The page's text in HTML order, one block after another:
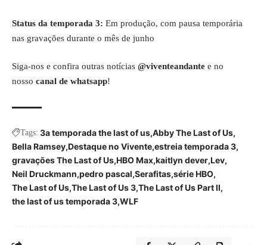
Status da temporada 3: Em produção, com pausa temporária
nas gravações durante o mês de junho
Siga-nos e confira outras notícias @viventeandante e no
nosso canal de whatsapp!
Tags: 3a temporada the last of us Abby The Last of Us
Bella Ramsey Destaque no Vivente estreia temporada 3
gravações The Last of Us HBO Max kaitlyn dever Lev
Neil Druckmann pedro pascal Serafitas série HBO
The Last of Us The Last of Us 3 The Last of Us Part II
the last of us temporada 3 WLF